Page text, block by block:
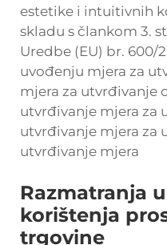
estetike i intuitivnih
skladu s člankom 3.
Uredbe (EU) br. 600/
uvođenju mjera za
mjera za utvrđivanje
utvrđivanje mjera za
utvrđivanje mjera za
utvrđivanje mjera
Razmatranja
korištenja
trgovine